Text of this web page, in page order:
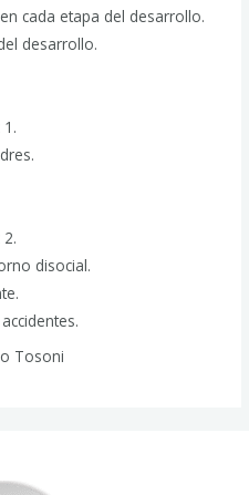
cada etapa del desarrollo.
desarrollo.
disocial.
Tosoni